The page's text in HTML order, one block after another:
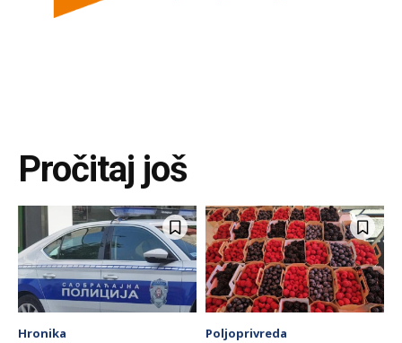
Pročitaj još
Hronika Poljoprivreda